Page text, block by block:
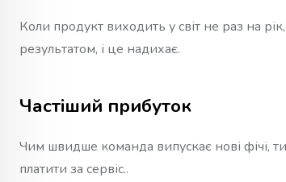
Коли продукт виходить у світ не раз на
результатом, і це надихає.
Частіший прибуток
Чим швидше команда випускає нові фічі,
платити за сервіс..